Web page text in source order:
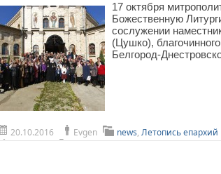
17 октября
Божественную
сослужении
(Цушко),
Белгород-
20.10.2016 Evgen news, Летопись епархий